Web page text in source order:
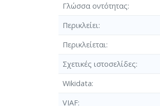
Γλώσσα οντότητας
Περικλείει
Περικλείεται
Σχετικές ιστοσελίδες
Wikidata
VIAF